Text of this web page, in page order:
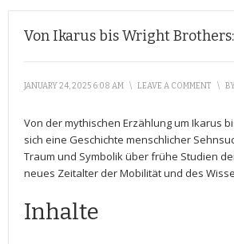
Von Ikarus bis Wright
JANUARY 24, 2025 6:08 AM \ LEAVE A COMMENT \
Von der mythischen Erzählung um Ikarus
‍sich eine Geschichte menschlicher
Traum und Symbolik über frühe ⁤Studien
neues Zeitalter der Mobilität und des
Inhalte